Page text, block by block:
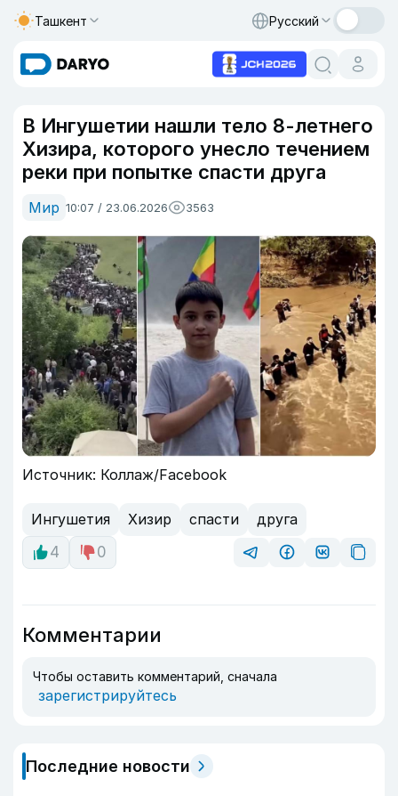
Ташкент Русский
В Ингушетии нашли тело 8-летнего
Хизира, которого унесло течением
реки при попытке спасти друга
Мир 10:07 / 23.06.2026 3563
Источник: Коллаж/Facebook
Ингушетия Хизир спасти
друга
4
0
Комментарии
Чтобы оставить комментарий, сначала
зарегистрируйтесь
Последние новости